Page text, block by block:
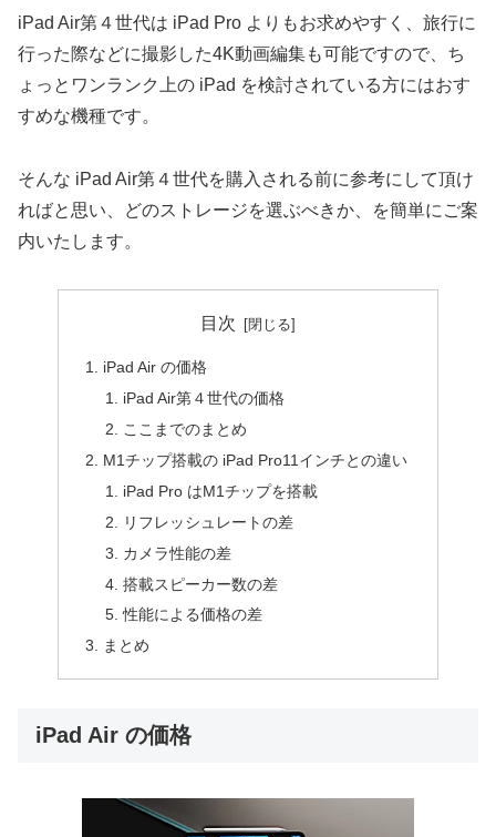
iPad Air第４世代は iPad Pro よりもお求めやすく、旅行に
行った際などに撮影した4K動画編集も可能ですので、ち
ょっとワンランク上の iPad を検討されている方にはおす
すめな機種です。
そんな iPad Air第４世代を購入される前に参考にして頂け
ればと思い、どのストレージを選ぶべきか、を簡単にご案
内いたします。
目次
iPad Air の価格
iPad Air第４世代の価格
ここまでのまとめ
M1チップ搭載の iPad Pro11インチとの違い
iPad Pro はM1チップを搭載
リフレッシュレートの差
カメラ性能の差
搭載スピーカー数の差
性能による価格の差
まとめ
iPad Air の価格